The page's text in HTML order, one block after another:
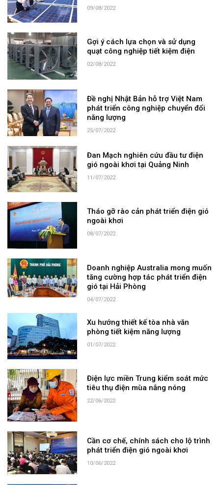
09/08/2022
Gợi ý cách lựa chọn và sử dụng
quạt công nghiệp tiết kiệm điện
02/08/2022
Đề nghị Nhật Bản hỗ trợ Việt Nam
phát triển công nghiệp chuyển đổi
năng lượng
25/07/2022
Đan Mạch nghiên cứu đầu tư điện
gió ngoài khơi tại Quảng Ninh
11/07/2022
Tháo gỡ rào cản phát triển điện gió
ngoài khơi
08/07/2022
Doanh nghiệp Australia mong muốn
tăng cường hợp tác phát triển điện
gió tại Hải Phòng
04/07/2022
Xu hướng thiết kế tòa nhà văn
phòng tiết kiệm năng lượng
01/07/2022
Điện lực miền Trung kiểm soát mức
tiêu thụ điện mùa nắng nóng
22/06/2022
Cần cơ chế, chính sách cho lộ trình
phát triển điện gió ngoài khơi
10/06/2022